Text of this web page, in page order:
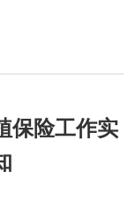
保险工作实